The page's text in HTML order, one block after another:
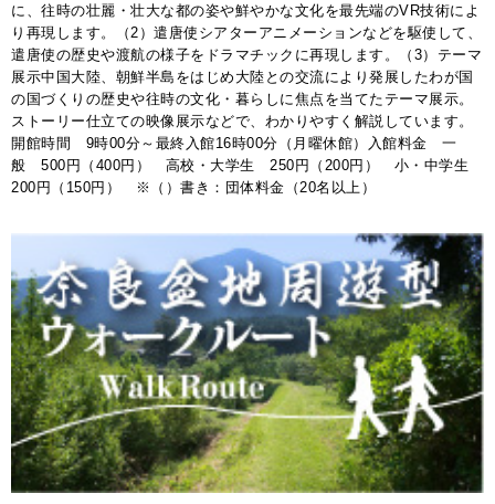
に、往時の壮麗・壮大な都の姿や鮮やかな文化を最先端のVR技術によ
り再現します。（2）遣唐使シアターアニメーションなどを駆使して、
遣唐使の歴史や渡航の様子をドラマチックに再現します。（3）テーマ
展示中国大陸、朝鮮半島をはじめ大陸との交流により発展したわが国
の国づくりの歴史や往時の文化・暮らしに焦点を当てたテーマ展示。
ストーリー仕立ての映像展示などで、わかりやすく解説しています。
開館時間 9時00分～最終入館16時00分（月曜休館）入館料金 一
般 500円（400円） 高校・大学生 250円（200円） 小・中学生
200円（150円） ※（）書き：団体料金（20名以上）